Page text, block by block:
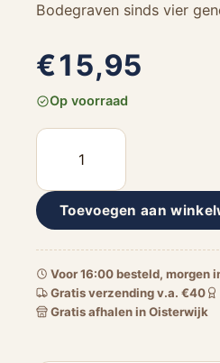
Bodegraven sinds vier
€15,95
Op voorraad
Boska
Rasp
aantalToevoegen aan
Voor 16:00 besteld, morgen
Gratis verzending v.a. €40
Gratis afhalen in Oisterwijk